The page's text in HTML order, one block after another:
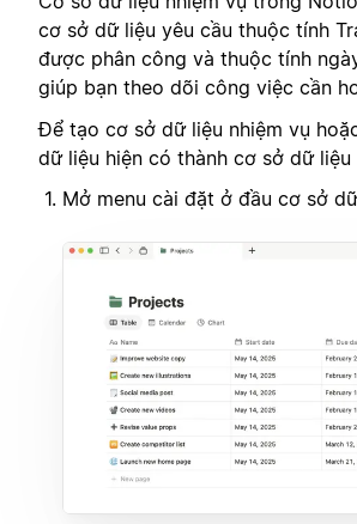
cơ sở dữ liệu yêu cầu thuộc tính
được phân công và thuộc tính
giúp bạn theo dõi công việc cần
Để tạo cơ sở dữ liệu nhiệm vụ
dữ liệu hiện có thành cơ sở dữ liệu
Mở menu cài đặt ở đầu cơ sở